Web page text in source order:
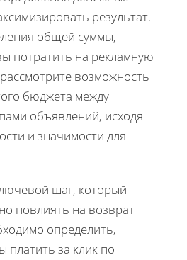
результат.
общей суммы,
потратить на рекламную
возможность
бюджета между
объявлений, исходя
и значимости для
шаг, который
повлиять на возврат
определить,
платить за клик по